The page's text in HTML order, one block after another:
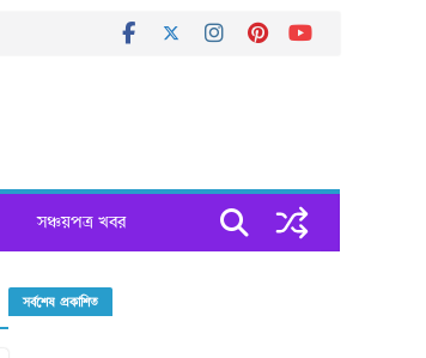
সঞ্চয়পত্র খবর
সর্বশেষ প্রকাশিত